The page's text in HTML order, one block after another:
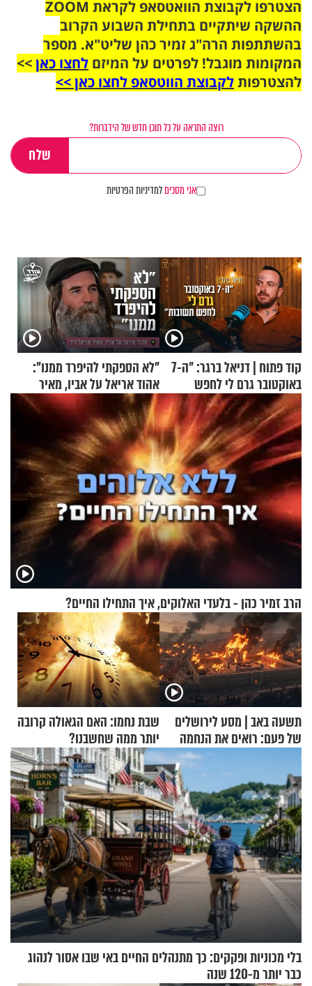
הצטרפו לקבוצת הוואטסאפ לקראת ZOOM
ההשקה שיתקיים בתחילת השבוע הקרוב
בהשתתפות הרה"ג זמיר כהן שליט"א. מספר
המקומות מוגבל! לפרטים על המיזם לחצו כאן>>
להצטרפותלקבוצת הווטסאפ לחצו כאן >>
רוצה התראה על כל תוכן חדש של הידברות?
אני מסכיםלמדיניות הפרטיות
קוד פתוח | דניאל ברגר: "ה-7
באוקטובר גרם לי לחפש
תשובות"
"לא הספקתי להיפרד ממנו":
אהוד אריאל על אביו, מאיר
אריאל ז"ל
הרב זמיר כהן - בלעדי האלוקים, איך התחילו החיים?
תשעה באב | מסע לירושלים
של פעם: רואים את הנחמה
שבת נחמו: האם הגאולה קרובה
יותר ממה שחשבנו?
בלי מכוניות ופקקים: כך מתנהלים החיים באי שבו אסור לנהוג
כבר יותר מ-120 שנה